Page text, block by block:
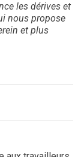
les dérives et
nous propose
et plus